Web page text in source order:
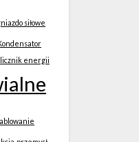
siłowe
licznik energii